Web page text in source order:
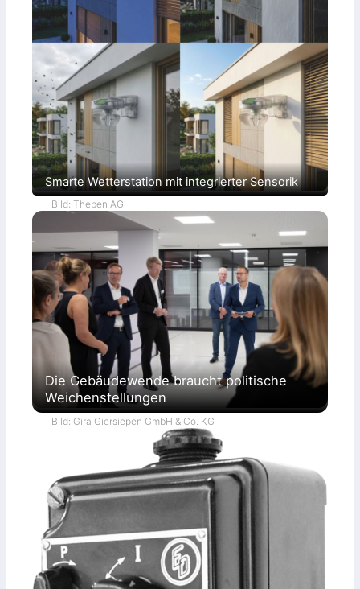
Smarte Wetterstation mit integrierter Sensorik
Bild: Theben AG
Die Gebäudewende braucht politische
Weichenstellungen
Bild: Gira Giersiepen GmbH & Co. KG